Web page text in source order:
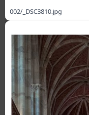
002/_DSC3810.jpg